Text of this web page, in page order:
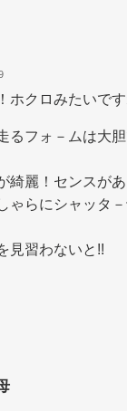
ホクロみたいです
るフォ－ムは大
綺麗！センスが
ゃらにシャッタ
見習わないと!!